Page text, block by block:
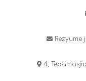
Rezyume
4,